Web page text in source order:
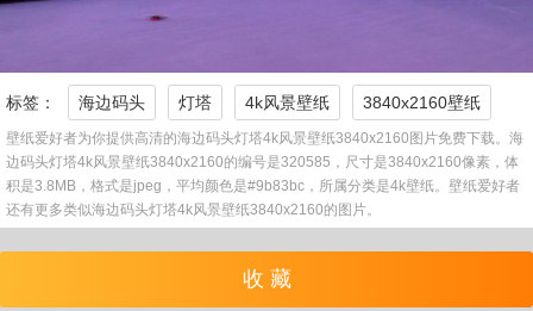
标签： 海边码头 灯塔 4k风景壁纸 3840x2160壁纸
壁纸爱好者为你提供高清的海边码头灯塔4k风景壁纸3840x2160图片免费下载。海
边码头灯塔4k风景壁纸3840x2160的编号是320585，尺寸是3840x2160像素，体
积是3.8MB，格式是jpeg，平均颜色是#9b83bc，所属分类是4k壁纸。壁纸爱好者
还有更多类似海边码头灯塔4k风景壁纸3840x2160的图片。
收 藏